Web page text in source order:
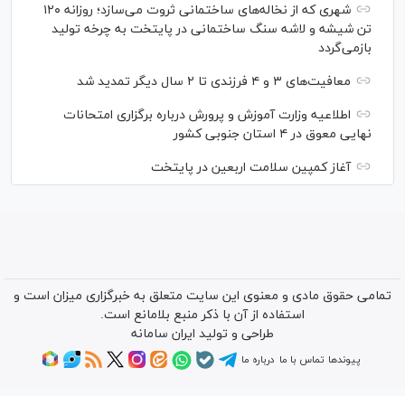
شهری که از نخاله‌های ساختمانی ثروت می‌سازد؛ روزانه ۱۲۰
تن شیشه و لاشه سنگ ساختمانی در پایتخت به چرخه تولید
بازمی‌گردد
معافیت‌های ۳ و ۴ فرزندی تا ۲ سال دیگر تمدید شد
اطلاعیه وزارت آموزش و پرورش درباره برگزاری امتحانات
نهایی معوق در ۴ استان جنوبی کشور
آغاز کمپین سلامت اربعین در پایتخت
تمامی حقوق مادی و معنوی این سایت متعلق به خبرگزاری میزان است و
استفاده از آن با ذکر منبع بلامانع است.
طراحی و تولید ایران سامانه
پیوندها تماس با ما درباره ما